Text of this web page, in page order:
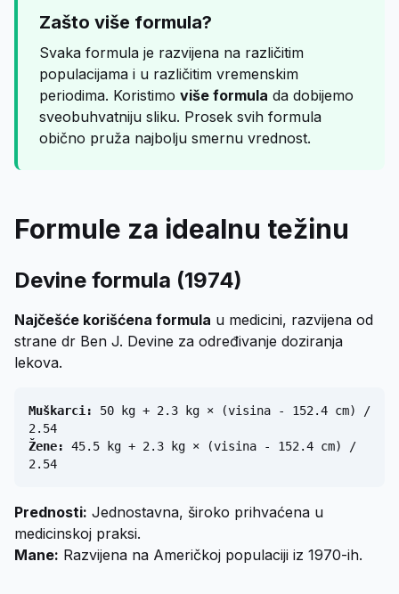
Zašto više formula?
Svaka formula je razvijena na različitim
populacijama i u različitim vremenskim
periodima. Koristimo više formula da dobijemo
sveobuhvatniju sliku. Prosek svih formula
obično pruža najbolju smernu vrednost.
Formule za idealnu težinu
Devine formula (1974)
Najčešće korišćena formula u medicini, razvijena od
strane dr Ben J. Devine za određivanje doziranja
lekova.
Muškarci:
50 kg + 2.3 kg × (visina - 152.4 cm) /
2.54
Žene:
45.5 kg + 2.3 kg × (visina - 152.4 cm) /
2.54
Prednosti: Jednostavna, široko prihvaćena u
medicinskoj praksi.
Mane: Razvijena na Američkoj populaciji iz 1970-ih.